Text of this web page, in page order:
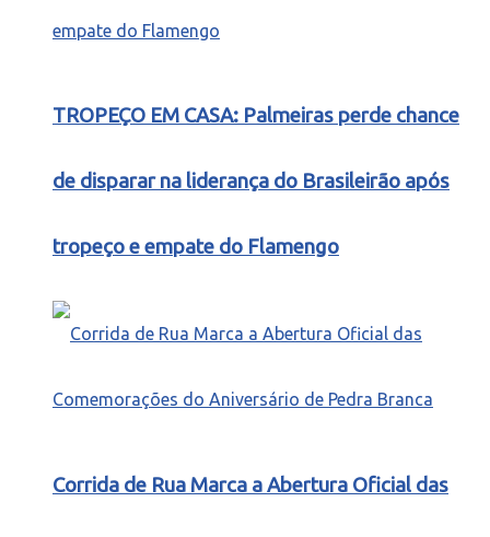
TROPEÇO EM CASA: Palmeiras perde chance
de disparar na liderança do Brasileirão após
tropeço e empate do Flamengo
Corrida de Rua Marca a Abertura Oficial das